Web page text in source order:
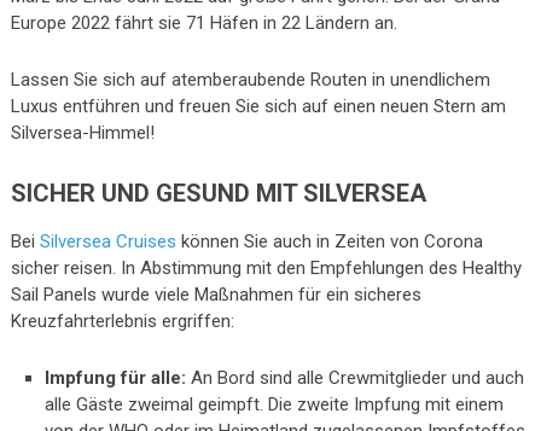
Europe 2022 fährt sie 71 Häfen in 22 Ländern an.
Lassen Sie sich auf atemberaubende Routen in unendlichem
Luxus entführen und freuen Sie sich auf einen neuen Stern am
Silversea-Himmel!
SICHER UND GESUND MIT SILVERSEA
Bei Silversea Cruises können Sie auch in Zeiten von Corona
sicher reisen. In Abstimmung mit den Empfehlungen des Healthy
Sail Panels wurde viele Maßnahmen für ein sicheres
Kreuzfahrterlebnis ergriffen:
Impfung für alle: An Bord sind alle Crewmitglieder und auch
alle Gäste zweimal geimpft. Die zweite Impfung mit einem